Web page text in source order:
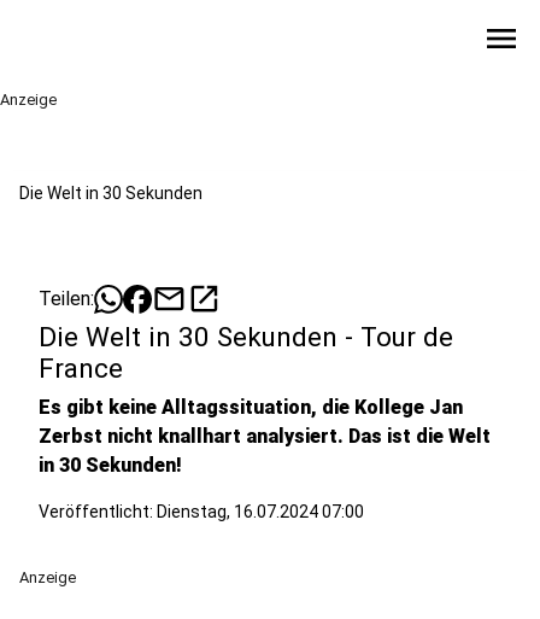
menu
Anzeige
Die Welt in 30 Sekunden
Teilen: mailopen_in_new
Die Welt in 30 Sekunden - Tour de
France
Es gibt keine Alltagssituation, die Kollege Jan
Zerbst nicht knallhart analysiert. Das ist die Welt
in 30 Sekunden!
Veröffentlicht: Dienstag, 16.07.2024 07:00
Anzeige